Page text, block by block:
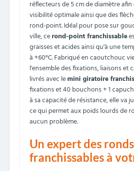
réflecteurs de 5 cm de diamètre
visibilité optimale ainsi que des
rond-point. Idéal pour pose sur
ville, cerond-point franchissable
graisses et acides ainsi qu'à une
à +60°C. Fabriqué en caoutchouc
l'ensemble des fixations, liaisons et
livrés avec lemini giratoire
fixations et 40 bouchons + 1
à sa capacité de résistance, elle va
ce qui permet aux poids lourds de
aucun problème.
Un expert des
franchissables à